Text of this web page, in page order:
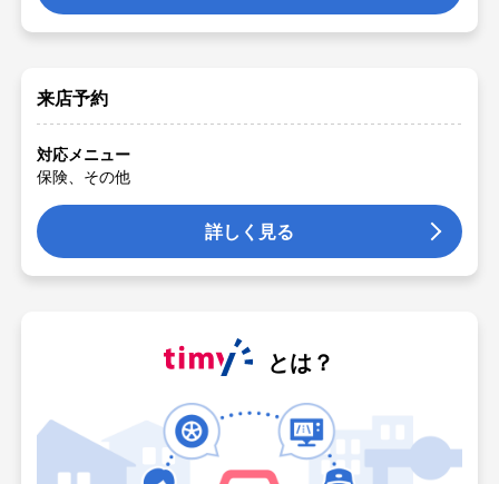
来店予約
対応メニュー
保険、その他
詳しく見る
とは？